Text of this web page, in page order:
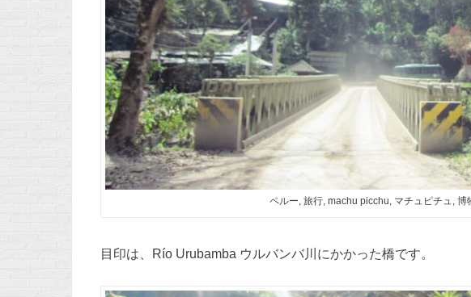
ペルー, 旅行, machu picchu, マチュピチュ, 博
目印は、Río Urubamba ウルバンバ川にかかった橋です。